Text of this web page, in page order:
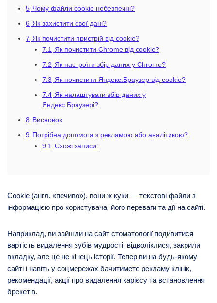
5 Чому файли cookie небезпечні?
6 Як захистити свої дані?
7 Як почистити пристрій від cookie?
7.1
Як почистити Chrome від cookie?
7.2 Як настроїти збір даних у Chrome?
7.3 Як почистити Яндекс.Браузер від cookie?
7.4 Як налаштувати збір даних у
Яндекс.Браузері?
8 Висновок
9 Потрібна допомога з рекламою або аналітикою?
9.1 Схожі записи:
Cookie (англ. «печиво»), вони ж куки — текстові файли з
інформацією про користувача, його переваги та дії на сайті.
Наприклад, ви зайшли на сайт стоматології подивитися
вартість видалення зубів мудрості, відволіклися, закрили
вкладку, але це не кінець історії. Тепер ви на будь-якому
сайті і навіть у соцмережах бачитимете рекламу клінік,
рекомендації, акції про видалення карієсу та встановлення
брекетів.